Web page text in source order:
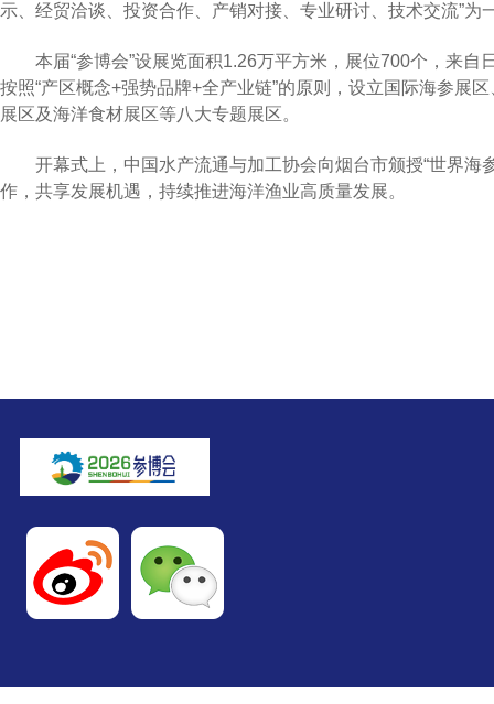
示、经贸洽谈、投资合作、产销对接、专业研讨、技术交流”为
本届“参博会”设展览面积1.26万平方米，展位700个，来
按照“产区概念+强势品牌+全产业链”的原则，设立国际海参展
展区及海洋食材展区等八大专题展区。
开幕式上，中国水产流通与加工协会向烟台市颁授“世界
作，共享发展机遇，持续推进海洋渔业高质量发展。